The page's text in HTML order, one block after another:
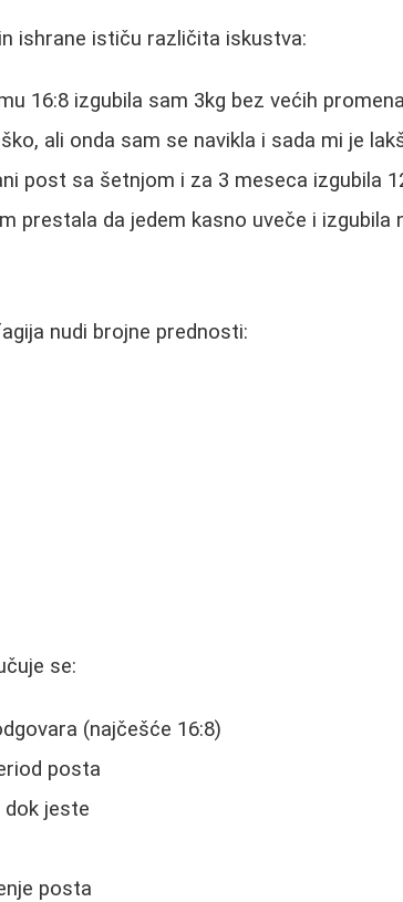
ishrane ističu različita iskustva:
16:8 izgubila sam 3kg bez većih
ali onda sam se navikla i sada mi je
post sa šetnjom i za 3 meseca izgubila
prestala da jedem kasno uveče i izgubila
nudi brojne prednosti:
se:
(najčešće 16:8)
posta
dok jeste
posta